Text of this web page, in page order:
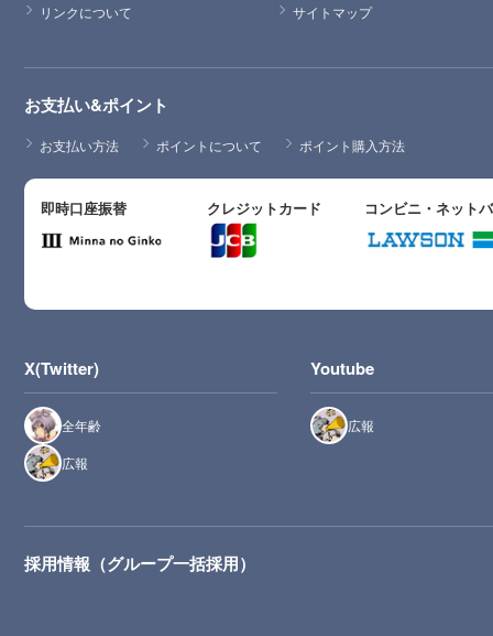
リンクについて
サイトマップ
お支払い&ポイント
お支払い方法 ポイントについて ポイント購入方法
即時口座振替 クレジットカード コンビニ・ネット
X(Twitter)
全年齢
広報
Youtube
広報
採用情報（グループ一括採用）